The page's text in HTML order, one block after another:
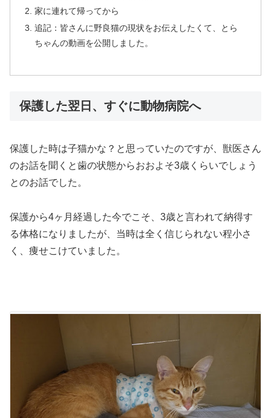
家に連れて帰ってから
追記：皆さんに野良猫の現状をお伝えしたくて、とら
ちゃんの動画を公開しました。
保護した翌日、すぐに動物病院へ
保護した時は子猫かな？と思っていたのですが、獣医さん
のお話を聞くと歯の状態からおおよそ3歳くらいでしょう
とのお話でした。
保護から4ヶ月経過した今でこそ、3歳と言われて納得す
る体格になりましたが、当時は全く信じられない程小さ
く、痩せこけていました。